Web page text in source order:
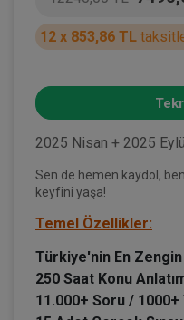
12 x 853,86 TL
2025 Nisan + 2025
Sen de hemen kaydol,
keyfini yaşa!
Temel Özellikler:
Türkiye'nin En
250 Saat Konu
11.000+ Soru /